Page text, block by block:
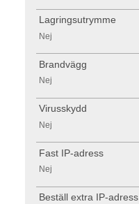
Lagringsutrymme
Nej
Brandvägg
Nej
Virusskydd
Nej
Fast IP-adress
Nej
Beställ extra IP-adress